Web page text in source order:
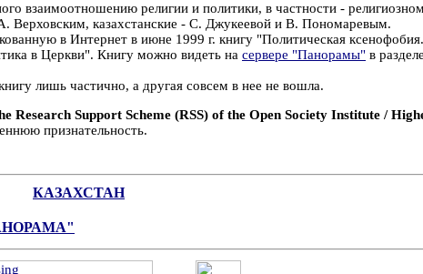
взаимоотношению религии и политики, в частности -
Верховским, казахстанские - С. Джукеевой и В. Пономаревым.
в Интернет в июне 1999 г. книгу "Политическая
в Церкви". Книгу можно видеть на сервере "Панорамы" в
лишь частично, а другая совсем в нее не вошла.
Research Support Scheme (RSS) of the Open Society Institute /
признательность.
КАЗАХСТАН